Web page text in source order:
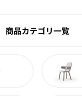
商品カテゴリ一覧